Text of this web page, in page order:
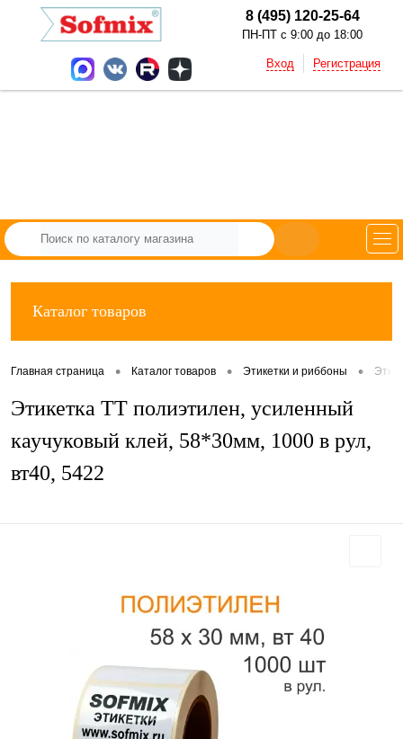
8 (495) 120-25-64
ПН-ПТ с 9:00 до 18:00
Вход Регистрация
Каталог товаров
Главная страница • Каталог товаров • Этикетки и риббоны •
Этикетка ТТ полиэтилен, усиленный
каучуковый клей, 58*30мм, 1000 в рул,
вт40, 5422